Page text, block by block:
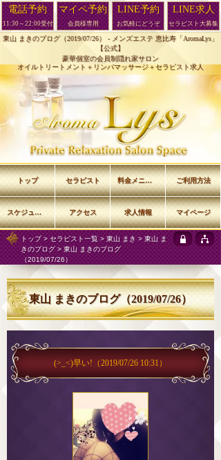
東山 まきのブログ（2019/07/26） - メンズエステ 恵比寿「AromaLys」
【公式】
豪華個室の会員制隠れ家サロン
オイルトリートメント＋リンパマッサージ＋セラピスト求人
トップ> セラピスト一覧 >東山 まき >東山 ま
きのブログ> 東山 まきのブログ
（2019/07/26）
東山 まきのブログ（2019/07/26）
(>_<)早い! （2019/07/26 10:31）
トップ セラピスト 料金メニュー ご利用方法
スケジュール アクセス 求人情報 マイページ
電話予約
11:30～22:00受付
マイペ予約
会員様専用
LINE予約
お気軽にどうぞ
LINE求人
セラピスト大募集